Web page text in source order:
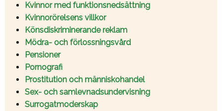
Kvinnor med funktionsnedsättning
Kvinnorörelsens villkor
Könsdiskriminerande reklam
Mödra- och förlossningsvård
Pensioner
Pornografi
Prostitution och människohandel
Sex- och samlevnadsundervisning
Surrogatmoderskap